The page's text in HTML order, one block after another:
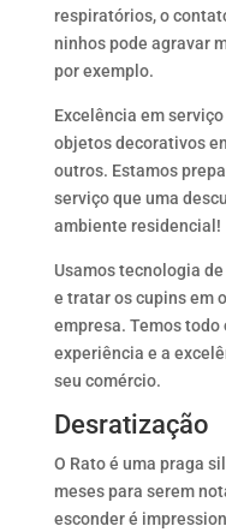
respiratórios, o
ninhos pode agravar
por exemplo.
Excelência em serviço
objetos decorativos
outros. Estamos
serviço que uma
ambiente residencial!
Usamos tecnologia
e tratar os cupins em
empresa. Temos todo
experiência e a
seu comércio.
Desratização
O Rato é uma praga
meses para serem
esconder é